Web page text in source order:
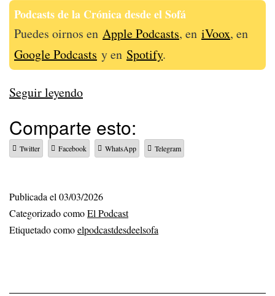
Podcasts de la Crónica desde el Sofá
Puedes oirnos en Apple Podcasts, en iVoox, en
Google Podcasts y en Spotify.
Seguir leyendo340
Tengo
un
de…
en
el
Comparte esto:
Twitter Facebook WhatsApp Telegram
Publicada el 03/03/2026
Categorizado comoEl Podcast
Etiquetado comoelpodcastdesdeelsofa